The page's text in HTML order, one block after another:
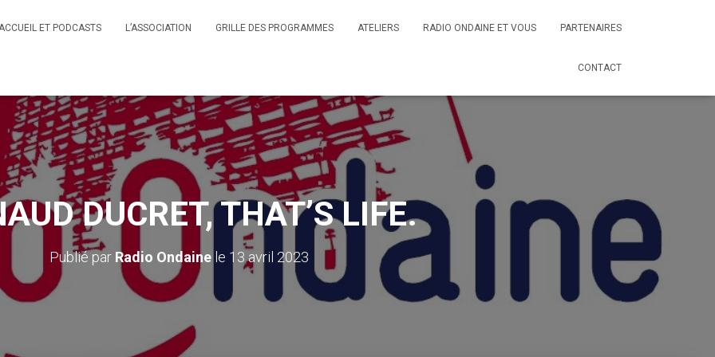
ET PODCASTS L’ASSOCIATION GRILLE DES PROGRAMMES ATELIERS RADIO ONDAINE ET VOUS PARTENAIRES
CONTACT
DUCRET, THAT’S LIFE.
Publié par Radio Ondainele 13 avril 2023